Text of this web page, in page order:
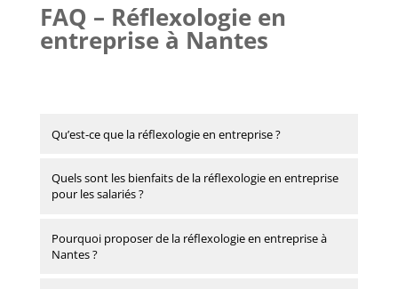
FAQ – Réflexologie en
entreprise à Nantes
Qu’est-ce que la réflexologie en entreprise ?
Quels sont les bienfaits de la réflexologie en entreprise
pour les salariés ?
Pourquoi proposer de la réflexologie en entreprise à
Nantes ?